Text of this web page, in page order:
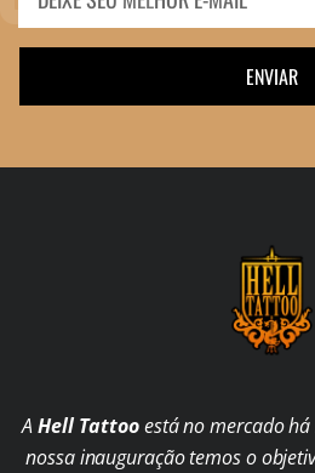
ENVIAR
AHell Tattooestá no mercado
nossa inauguração temos o